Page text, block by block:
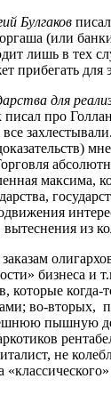
Булгаков
(или
лишь в тех
для
для
писал про
максима,
из
бизнеса
во-вторых,
пышную
не